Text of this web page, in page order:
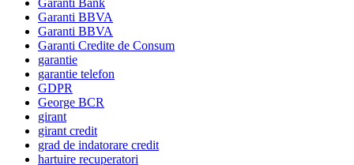
Garanti Bank
Garanti BBVA
Garanti BBVA
Garanti Credite de Consum
garantie
garantie telefon
GDPR
George BCR
girant
girant credit
grad de indatorare credit
hartuire recuperatori